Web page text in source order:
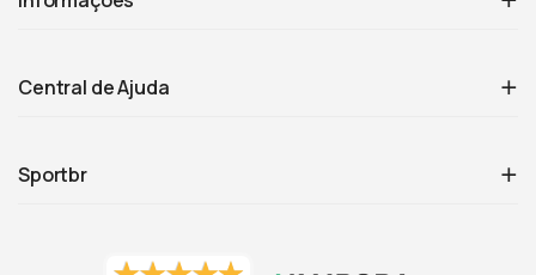
Central de Ajuda
Sportbr